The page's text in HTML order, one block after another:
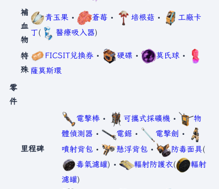
補
血
物
青玉果 • 蒼莓 • 培根菇 •
工廠卡
丁( 醫療吸入器)
特
殊
FICSIT兌換券 • 硬碟 • 莫氏球 •
薩莫斯環
零
件
里程碑
電擊棒 • 可攜式採礦機 •
物
體偵測器 • 電鋸 • 電擊劍
•
噴射背包 • 懸浮背包 • 防毒面具(
毒氣濾罐) • 輻射防護衣(
輻射
濾罐)